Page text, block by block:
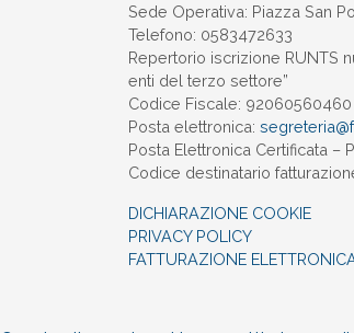
Sede Operativa: Piazza San
Telefono: 0583472633
Repertorio iscrizione RUNTS
enti del terzo settore”
Codice Fiscale: 92060560460
Posta elettronica: segreteria@
Posta Elettronica Certificata –
Codice destinatario
DICHIARAZIONE COOKIE
PRIVACY POLICY
FATTURAZIONE